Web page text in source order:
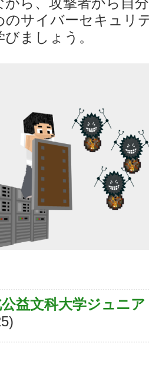
のサイバーセキュリ
びましょう。
益文科大学ジュニ